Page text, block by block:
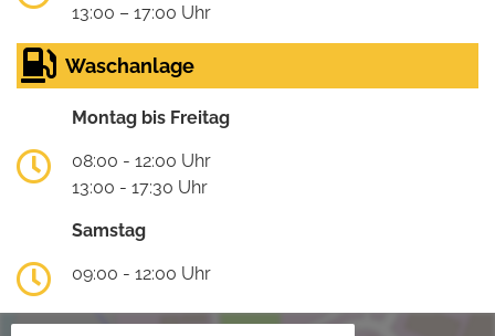
13:00 – 17:00 Uhr
Waschanlage
Montag bis Freitag
08:00 - 12:00 Uhr
13:00 - 17:30 Uhr
Samstag
09:00 - 12:00 Uhr